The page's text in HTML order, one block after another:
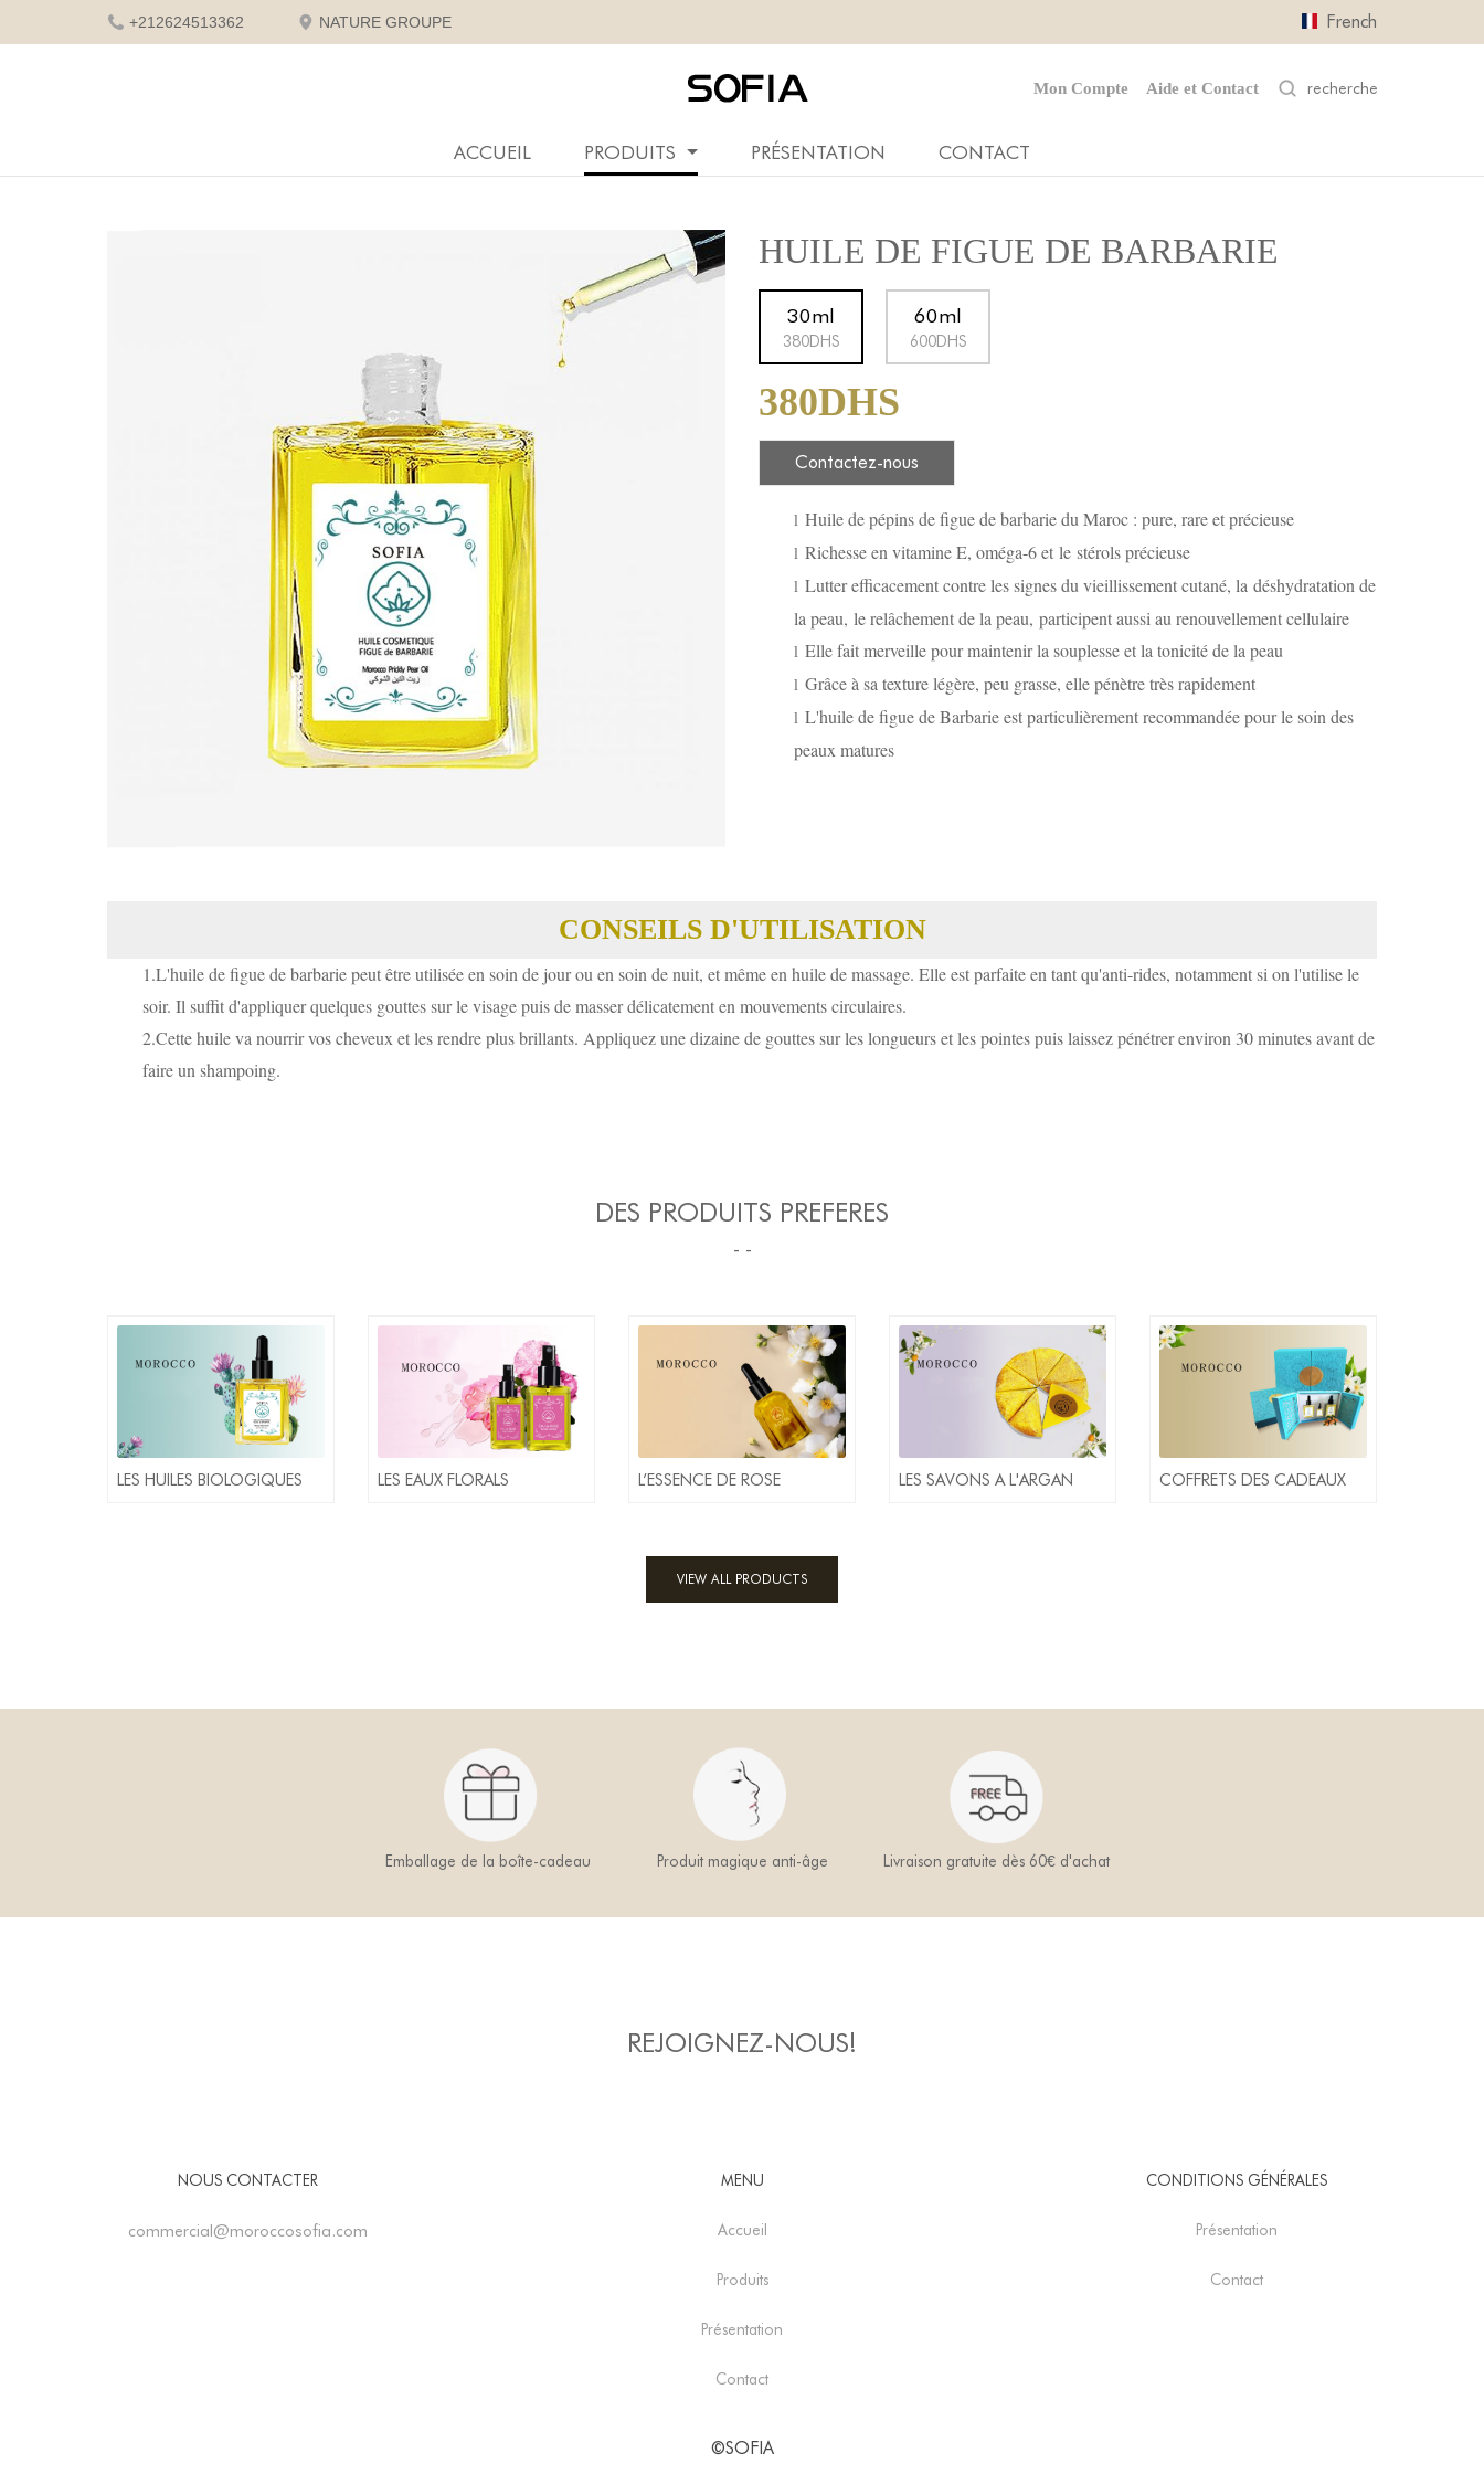
+212624513362 NATURE GROUPE French
Mon Compte Aide et Contact
ACCUEIL PRODUITS PRÉSENTATION CONTACT
HUILE DE FIGUE DE BARBARIE
30ml
380DHS
60ml
600DHS
380DHS
Contactez-nous
l Huile de pépins de figue de barbarie du Maroc : pure, rare et précieuse
l Richesse en vitamine E, oméga-6 et le stérols précieuse
l Lutter efficacement contre les signes du vieillissement cutané, la déshydratation de
la peau, le relâchement de la peau, participent aussi au renouvellement cellulaire
l Elle fait merveille pour maintenir la souplesse et la tonicité de la peau
l Grâce à sa texture légère, peu grasse, elle pénètre très rapidement
l L'huile de figue de Barbarie est particulièrement recommandée pour le soin des
peaux matures
CONSEILS D'UTILISATION
1.L'huile de figue de barbarie peut être utilisée en soin de jour ou en soin de nuit, et même en huile de massage. Elle est parfaite en tant qu'anti-rides, notamment si on l'utilise le
soir. Il suffit d'appliquer quelques gouttes sur le visage puis de masser délicatement en mouvements circulaires.
2.Cette huile va nourrir vos cheveux et les rendre plus brillants. Appliquez une dizaine de gouttes sur les longueurs et les pointes puis laissez pénétrer environ 30 minutes avant de
faire un shampoing.
DES PRODUITS PREFERES
- -
LES HUILES BIOLOGIQUES LES EAUX FLORALS L’ESSENCE DE ROSE LES SAVONS A L'ARGAN COFFRETS DES CADEAUX
VIEW ALL PRODUCTS
Emballage de la boîte-cadeau Produit magique anti-âge Livraison gratuite dès 60€ d'achat
REJOIGNEZ-NOUS!
NOUS CONTACTER
commercial@moroccosofia.com
MENU
Accueil
Produits
Présentation
Contact
CONDITIONS GÉNÉRALES
Présentation
Contact
©SOFIA